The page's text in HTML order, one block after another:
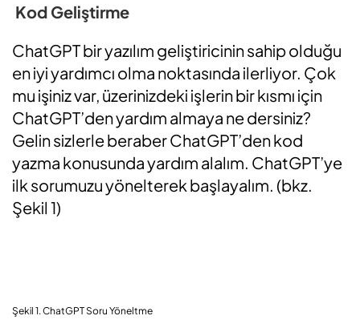
Kod Geliştirme
ChatGPT bir yazılım geliştiricinin sahip olduğu
en iyi yardımcı olma noktasında ilerliyor. Çok
mu işiniz var, üzerinizdeki işlerin bir kısmı için
ChatGPT’den yardım almaya ne dersiniz?
Gelin sizlerle beraber ChatGPT’den kod
yazma konusunda yardım alalım. ChatGPT’ye
ilk sorumuzu yönelterek başlayalım. (bkz.
Şekil 1)
Şekil 1. ChatGPT Soru Yöneltme